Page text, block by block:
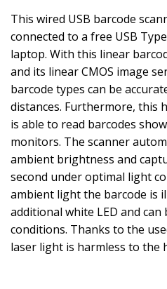
This wired USB barcode
connected to a free USB
laptop. With this linear
and its linear CMOS image
barcode types can be
distances. Furthermore, this
is able to read barcodes
monitors. The scanner
ambient brightness and
second under optimal light
ambient light the barcode is
additional white LED and
conditions. Thanks to the
laser light is harmless to the